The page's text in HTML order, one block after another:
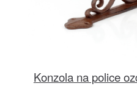
Konzola na police